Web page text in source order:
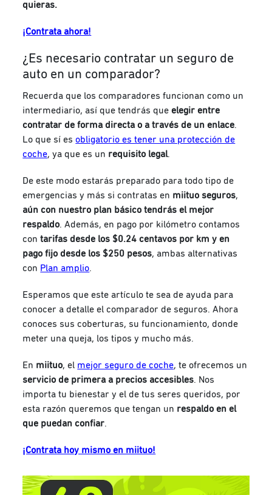
quieras.
¡Contrata ahora!
¿Es necesario contratar un seguro de
auto en un comparador?
Recuerda que los comparadores funcionan como un
intermediario, así que tendrás queelegir entre
contratar de forma directa o a través de un enlace.
Lo que sí esobligatorio es tener una protección de
coche, ya que es un requisito legal.
De este modo estarás preparado para todo tipo de
emergencias y más si contratas en miituo seguros,
aún con nuestro plan básico tendrás el mejor
respaldo. Además, en pago por kilómetro contamos
contarifas desde los $0.24 centavos por km y en
pago fijo desde los $250 pesos, ambas alternativas
con Plan amplio.
Esperamos que este artículo te sea de ayuda para
conocer a detalle el comparador de seguros. Ahora
conoces sus coberturas, su funcionamiento, donde
meter una queja, los tipos y mucho más.
En miituo, el mejor seguro de coche, te ofrecemos un
servicio de primera a precios accesibles. Nos
importa tu bienestar y el de tus seres queridos, por
esta razón queremos que tengan un respaldo en el
que puedan confiar.
¡Contrata hoy mismo en miituo!